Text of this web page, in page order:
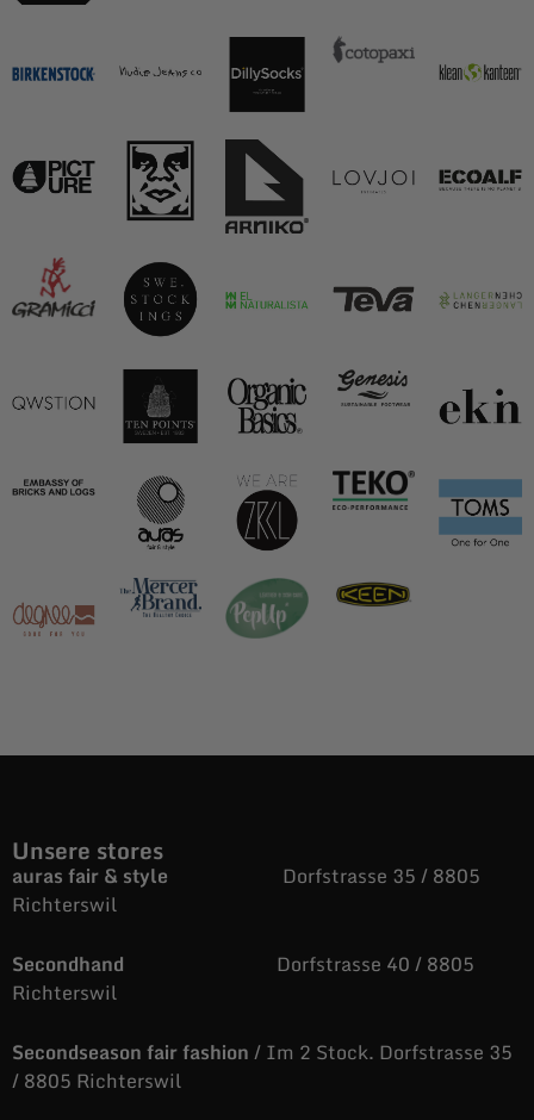
Unsere stores
auras fair & style Dorfstrasse 35 / 8805
Richterswil
Secondhand Dorfstrasse 40 / 8805
Richterswil
Secondseason fair fashion/ Im 2 Stock. Dorfstrasse 35
/ 8805 Richterswil